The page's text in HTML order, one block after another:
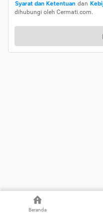
Beranda
Syarat dan Ketentuan dan
dihubungi oleh Cermati.com.